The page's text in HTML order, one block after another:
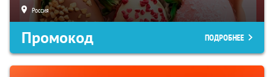
Россия
Промокод ПОДРОБНЕЕ